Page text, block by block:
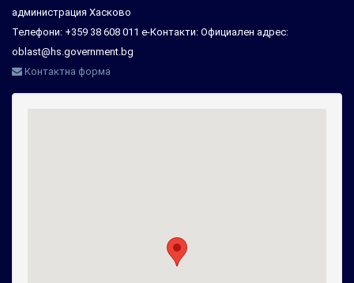
администрация Хасково
Телефони: +359 38 608 011 е-Контакти: Официален адрес:
oblast@hs.government.bg
Контактна форма